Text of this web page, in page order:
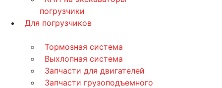
погрузчики
Для погрузчиков
Тормозная система
Выхлопная система
Запчасти для двигателей
Запчасти грузоподъемного